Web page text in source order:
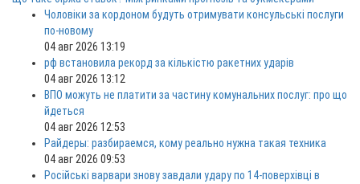
Чоловіки за кордоном будуть отримувати консульські послуги
по-новому
04 авг 2026 13:19
рф встановила рекорд за кількістю ракетних ударів
04 авг 2026 13:12
ВПО можуть не платити за частину комунальних послуг: про що
йдеться
04 авг 2026 12:53
Райдеры: разбираемся, кому реально нужна такая техника
04 авг 2026 09:53
Російські варвари знову завдали удару по 14-поверхівці в